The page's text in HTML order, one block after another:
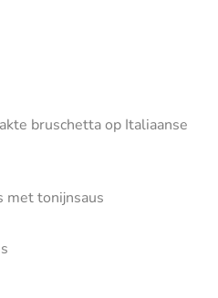
bruschetta op Italiaanse
met tonijnsaus